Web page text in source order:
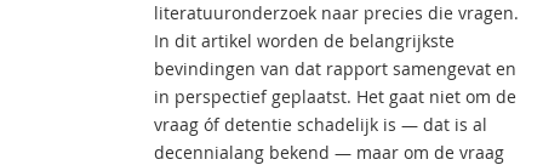
literatuuronderzoek naar precies die vragen.
In dit artikel worden de belangrijkste
bevindingen van dat rapport samengevat en
in perspectief geplaatst. Het gaat niet om de
vraag óf detentie schadelijk is — dat is al
decennialang bekend — maar om de vraag